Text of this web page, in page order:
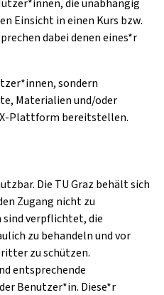
die unabhängig
Einsicht in einen Kurs bzw.
dabei denen eines*r
sondern
Materialien und/oder
Plattform bereitstellen.
Die TU Graz behält sich
Zugang nicht zu
verpflichtet, die
zu behandeln und vor
zu schützen.
entsprechende
Benutzer*in. Diese*r